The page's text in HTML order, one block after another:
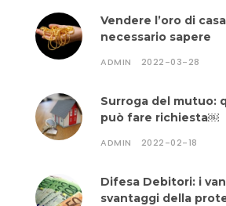
Vendere l’oro di
necessario sapere
ADMIN 2022-03-28
Surroga del mutuo:
può fare richiesta￼
ADMIN 2022-02-18
Difesa Debitori: i
svantaggi della